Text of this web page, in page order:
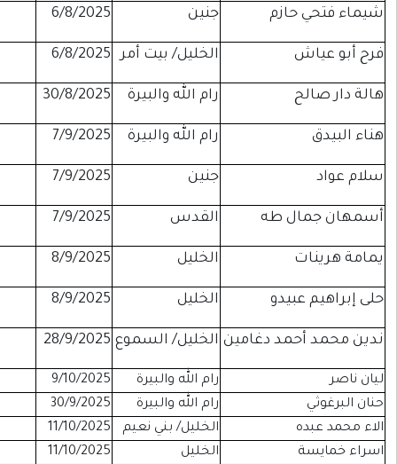
6/8/2025 موقوفة
بيت أمر 6/8/2025
- موقوفة
الله والبيرة - موقوفة
الله والبيرة - موقوفة
موقوفة
7/9/2025
- موقوفة
- موقوفة
8/9/2025
- موقوفة
السموع 28/9/2025
- موقوفة
الله والبيرة -
موقوفة
الله والبيرة
-
اداري
بني نعيم
-
موقوفة
-
موقوفة